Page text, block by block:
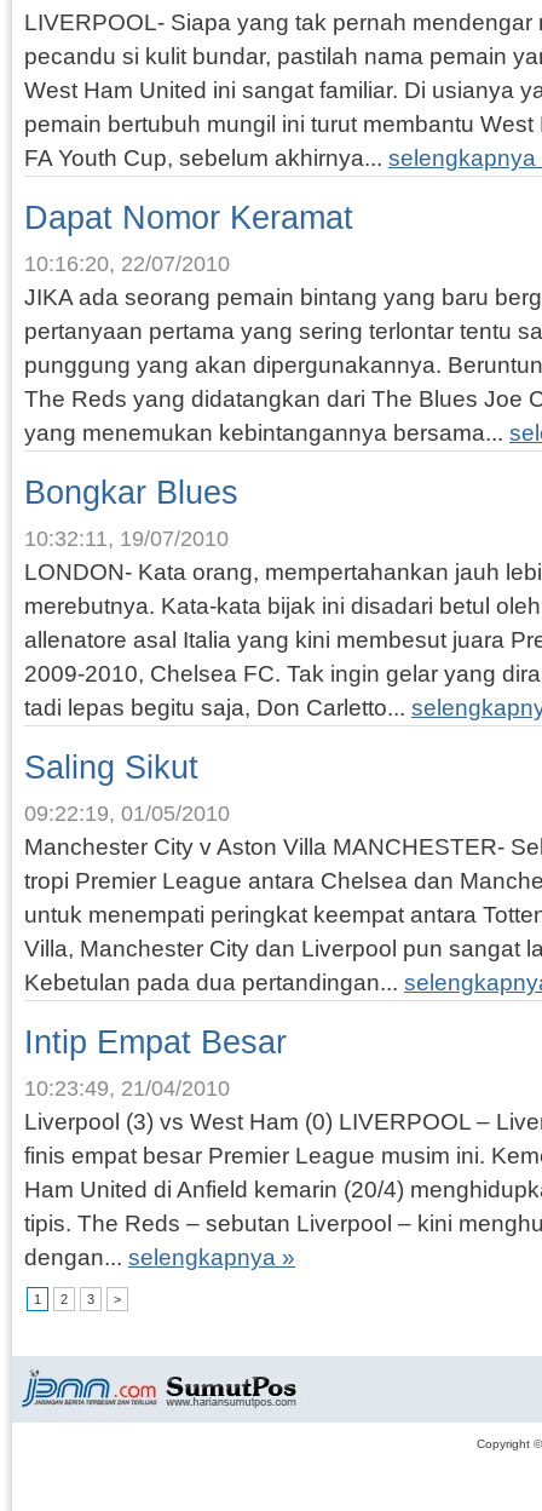
LIVERPOOL- Siapa yang tak pernah
pecandu si kulit bundar, pastilah nama pemain
West Ham United ini sangat familiar. Di usianya
pemain bertubuh mungil ini turut membantu
FA Youth Cup, sebelum akhirnya... selengkapnya
Dapat Nomor Keramat
10:16:20, 22/07/2010
JIKA ada seorang pemain bintang yang baru
pertanyaan pertama yang sering terlontar tentu
punggung yang akan dipergunakannya.
The Reds yang didatangkan dari The Blues Joe
yang menemukan kebintangannya bersama...
Bongkar Blues
10:32:11, 19/07/2010
LONDON- Kata orang, mempertahankan jauh
merebutnya. Kata-kata bijak ini disadari betul
allenatore asal Italia yang kini membesut juara
2009-2010, Chelsea FC. Tak ingin gelar yang
tadi lepas begitu saja, Don Carletto...
Saling Sikut
09:22:19, 01/05/2010
Manchester City v Aston Villa MANCHESTER-
tropi Premier League antara Chelsea dan
untuk menempati peringkat keempat antara
Villa, Manchester City dan Liverpool pun sangat
Kebetulan pada dua pertandingan...
Intip Empat Besar
10:23:49, 21/04/2010
Liverpool (3) vs West Ham (0) LIVERPOOL –
finis empat besar Premier League musim ini.
Ham United di Anfield kemarin (20/4)
tipis. The Reds – sebutan Liverpool – kini
dengan... selengkapnya »
1 2 3 >
Copyright